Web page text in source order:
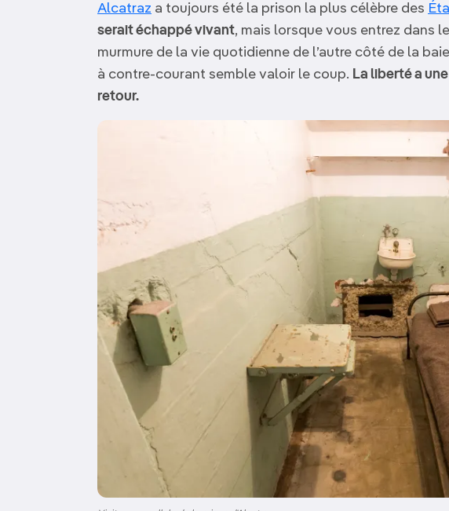
Alcatraz a toujours été la prison la plus célèbre des
serait échappé vivant, mais lorsque vous entrez dans
murmure de la vie quotidienne de l’autre côté de la
à contre-courant semble valoir le coup. La liberté a
retour.
Image